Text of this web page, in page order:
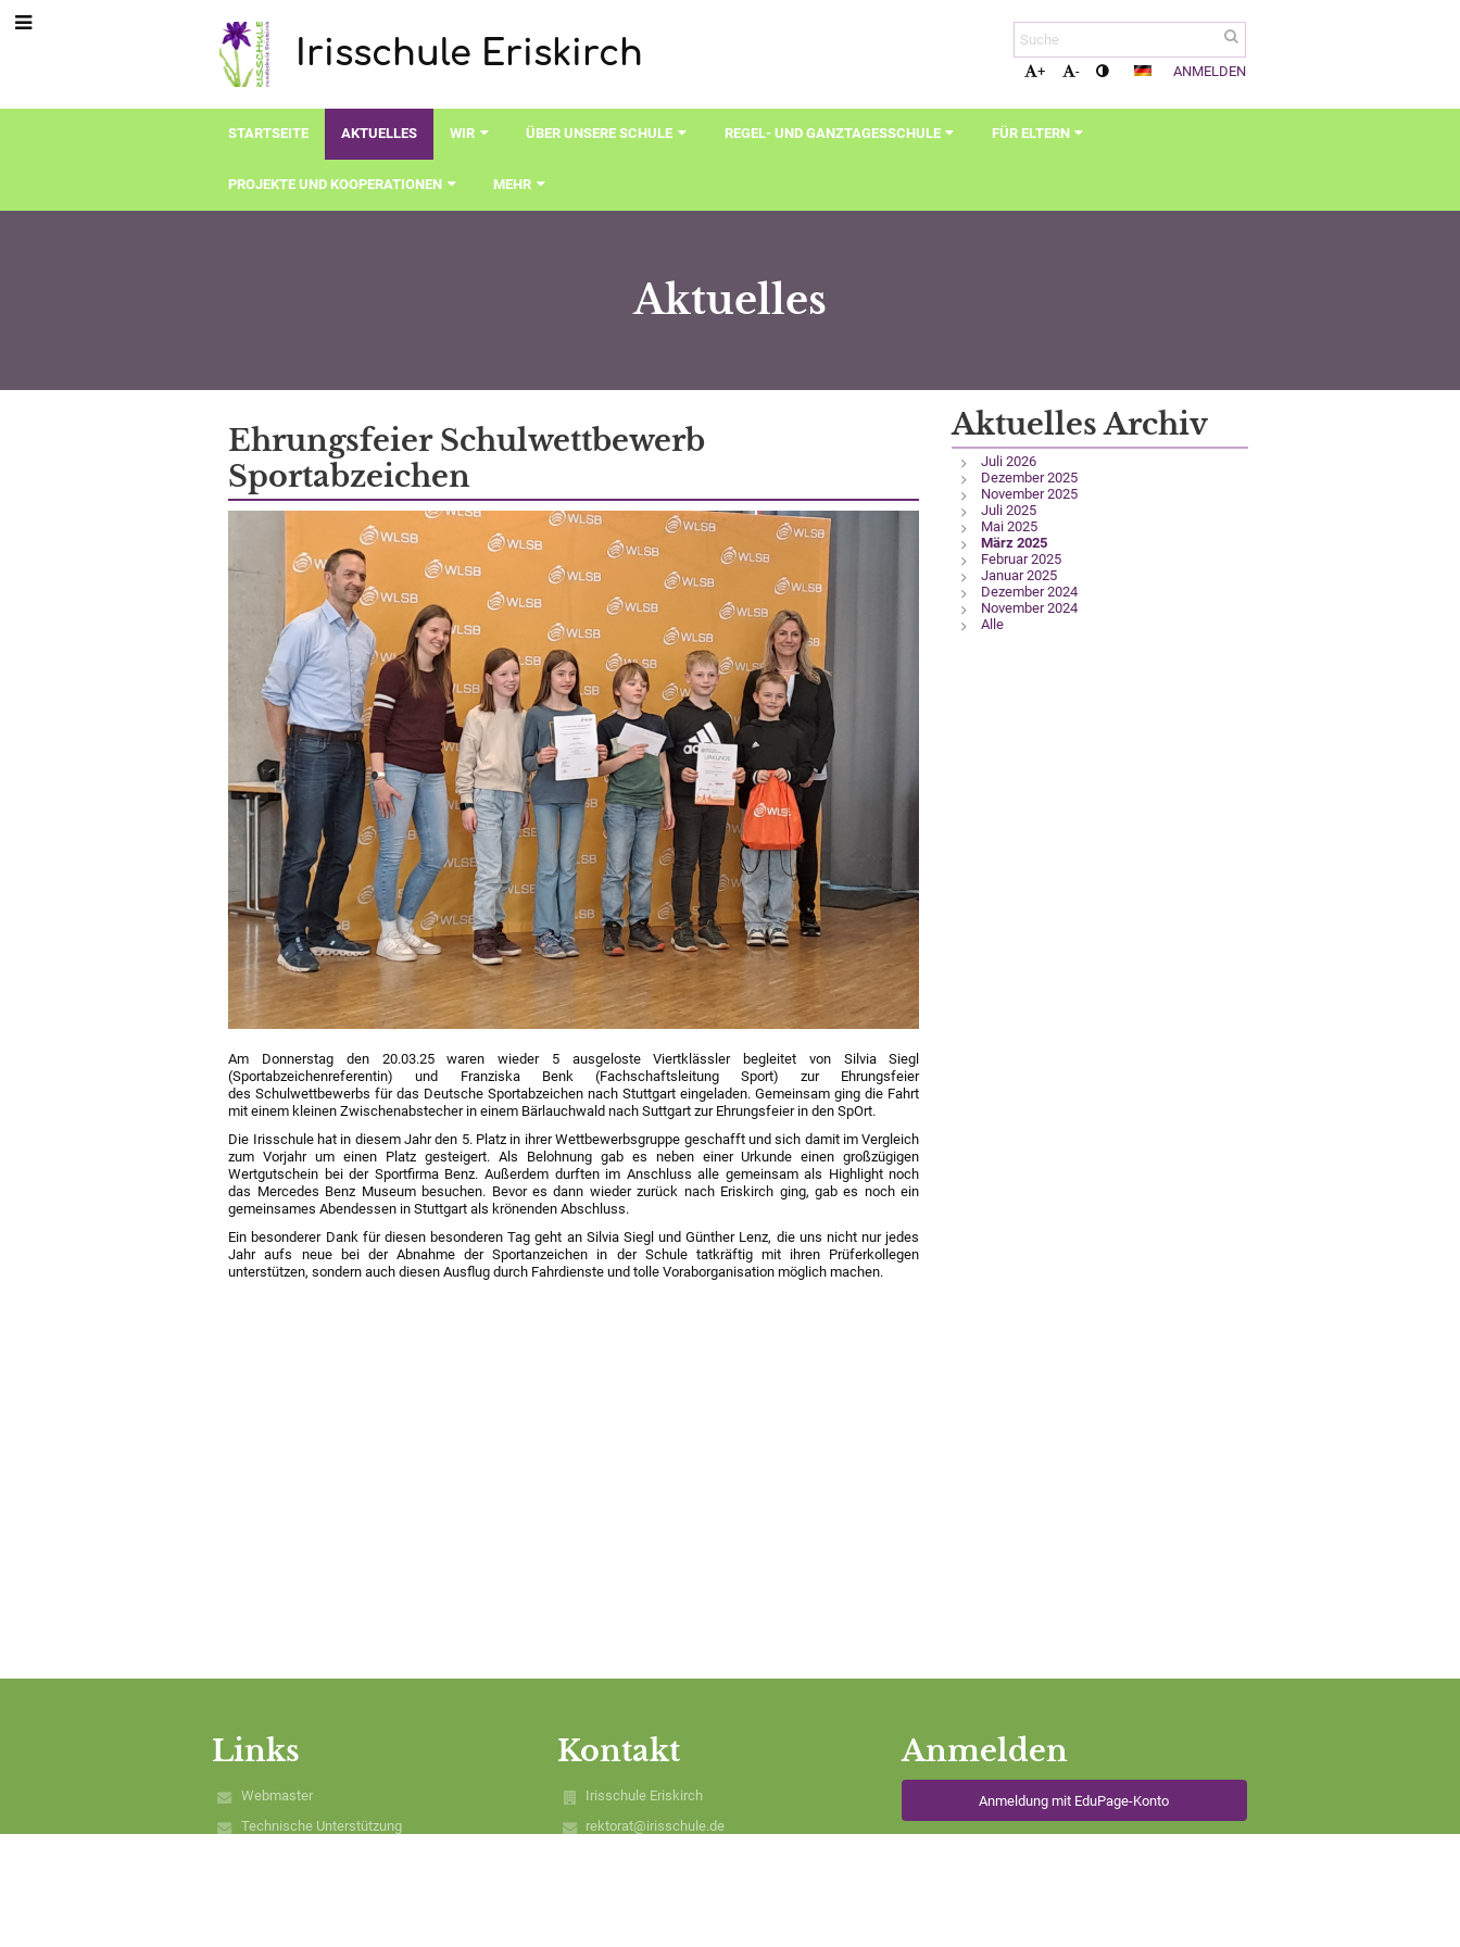
Irisschule Eriskirch + - ANMELDEN
STARTSEITE AKTUELLES WIR ÜBER UNSERE SCHULE REGEL- UND GANZTAGESSCHULE FÜR ELTERN
PROJEKTE UND KOOPERATIONEN MEHR
Aktuelles
Aktuelles
Ehrungsfeier Schulwettbewerb
Sportabzeichen
Am Donnerstag den 20.03.25 waren wieder 5 ausgeloste Viertklässler begleitet von Silvia Siegl
(Sportabzeichenreferentin) und Franziska Benk (Fachschaftsleitung Sport) zur Ehrungsfeier
des Schulwettbewerbs für das Deutsche Sportabzeichen nach Stuttgart eingeladen. Gemeinsam ging die Fahrt
mit einem kleinen Zwischenabstecher in einem Bärlauchwald nach Suttgart zur Ehrungsfeier in den SpOrt.
Die Irisschule hat in diesem Jahr den 5. Platz in ihrer Wettbewerbsgruppe geschafft und sich damit im Vergleich
zum Vorjahr um einen Platz gesteigert. Als Belohnung gab es neben einer Urkunde einen großzügigen
Wertgutschein bei der Sportfirma Benz. Außerdem durften im Anschluss alle gemeinsam als Highlight noch
das Mercedes Benz Museum besuchen. Bevor es dann wieder zurück nach Eriskirch ging, gab es noch ein
gemeinsames Abendessen in Stuttgart als krönenden Abschluss.
Ein besonderer Dank für diesen besonderen Tag geht an Silvia Siegl und Günther Lenz, die uns nicht nur jedes
Jahr aufs neue bei der Abnahme der Sportanzeichen in der Schule tatkräftig mit ihren Prüferkollegen
unterstützen, sondern auch diesen Ausflug durch Fahrdienste und tolle Voraborganisation möglich machen.
Aktuelles Archiv
Juli 2026
Dezember 2025
November 2025
Juli 2025
Mai 2025
März 2025
Februar 2025
Januar 2025
Dezember 2024
November 2024
Alle
Links
Webmaster
Technische Unterstützung
Kontakt
Irisschule Eriskirch
rektorat@irisschule.de
Anmelden
Anmeldung mit EduPage-Konto